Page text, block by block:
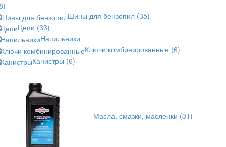
Шины для бензопил (35)
Цепи (33)
Напильники
Ключи комбинированные (6)
Канистры (6)
Масла, смазки, масленки (31)